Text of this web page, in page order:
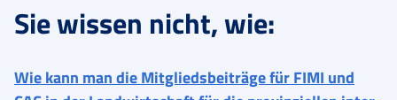
Sie wissen nicht, wie:
Wie kann man die Mitgliedsbeiträge für FIMI und